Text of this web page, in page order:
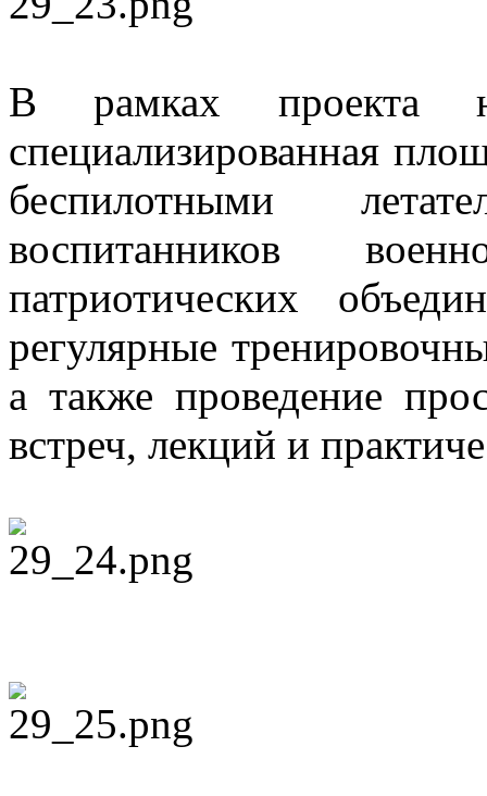
В рамках проекта
специализированная
беспилотными
воспитанников
патриотических
регулярные
а также проведение
встреч, лекций и